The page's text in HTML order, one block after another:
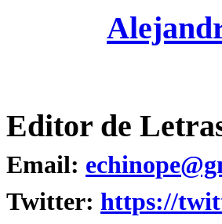
Editor de
Email:
Twitter: https://